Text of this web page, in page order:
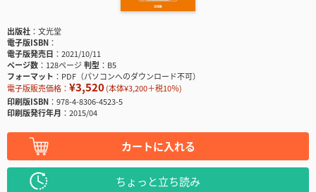
出版社
文光堂
電子版ISBN
電子版発売日
2021/10/11
ページ数
128ページ判型
B5
フォーマット
PDF（パソコンへのダウンロード不可）
電子版販売価格： ¥3,520(本体¥3,200＋税10％)
印刷版ISBN
978-4-8306-4523-5
印刷版発行年月
2015/04
カートに入れる
ちょっと立ち読み